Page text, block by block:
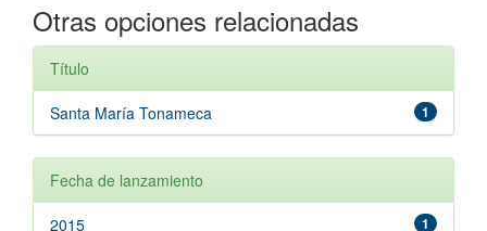
Otras opciones relacionadas
Título
1
Santa María Tonameca
Fecha de lanzamiento
1
2015